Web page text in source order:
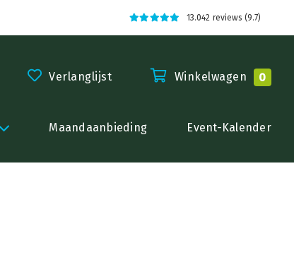
13.042 reviews (9.7)
Verlanglijst Winkelwagen 0
Maandaanbieding Event-Kalender